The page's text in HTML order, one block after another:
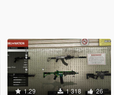
1.29 1 318 26